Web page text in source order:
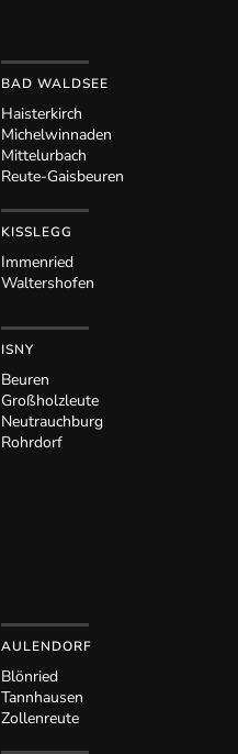
BAD WALDSEE
Haisterkirch
Michelwinnaden
Mittelurbach
Reute-Gaisbeuren
KISSLEGG
Immenried
Waltershofen
ISNY
Beuren
Großholzleute
Neutrauchburg
Rohrdorf
AULENDORF
Blönried
Tannhausen
Zollenreute